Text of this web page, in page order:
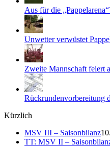
Aus für die
Unwetter verwüstet
Zweite Mannschaft feiert
Rückrundenvorbereitung
Kürzlich
MSV III – Saisonbilanz
TT: MSV II –